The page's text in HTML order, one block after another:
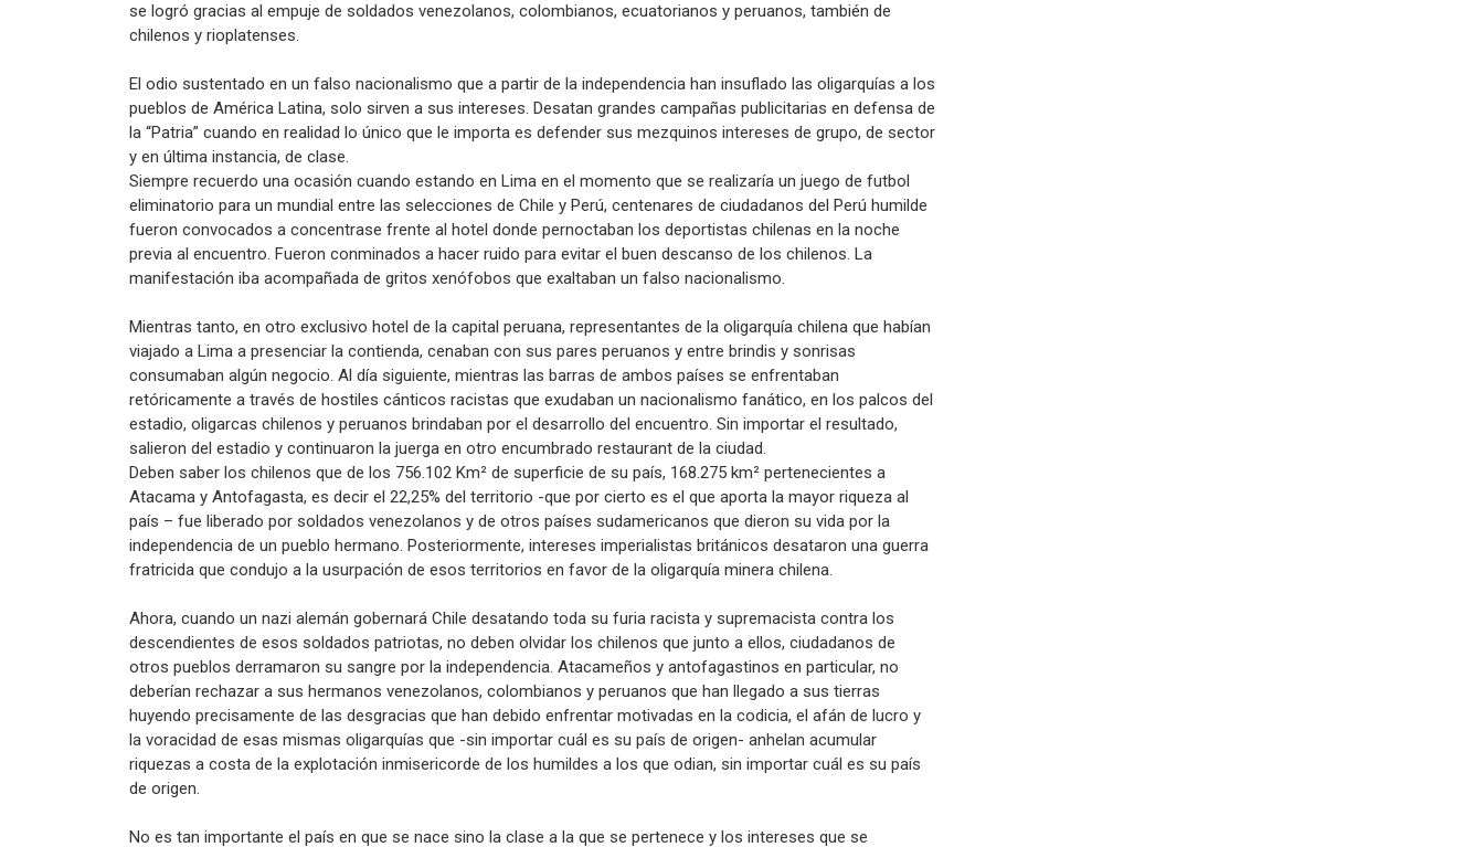
se logró gracias al empuje de soldados venezolanos, colombianos, ecuatorianos y peruanos, también de
chilenos y rioplatenses.
El odio sustentado en un falso nacionalismo que a partir de la independencia han insuflado las oligarquías a los
pueblos de América Latina, solo sirven a sus intereses. Desatan grandes campañas publicitarias en defensa de
la “Patria” cuando en realidad lo único que le importa es defender sus mezquinos intereses de grupo, de sector
y en última instancia, de clase.
Siempre recuerdo una ocasión cuando estando en Lima en el momento que se realizaría un juego de futbol
eliminatorio para un mundial entre las selecciones de Chile y Perú, centenares de ciudadanos del Perú humilde
fueron convocados a concentrase frente al hotel donde pernoctaban los deportistas chilenas en la noche
previa al encuentro. Fueron conminados a hacer ruido para evitar el buen descanso de los chilenos. La
manifestación iba acompañada de gritos xenófobos que exaltaban un falso nacionalismo.
Mientras tanto, en otro exclusivo hotel de la capital peruana, representantes de la oligarquía chilena que habían
viajado a Lima a presenciar la contienda, cenaban con sus pares peruanos y entre brindis y sonrisas
consumaban algún negocio. Al día siguiente, mientras las barras de ambos países se enfrentaban
retóricamente a través de hostiles cánticos racistas que exudaban un nacionalismo fanático, en los palcos del
estadio, oligarcas chilenos y peruanos brindaban por el desarrollo del encuentro. Sin importar el resultado,
salieron del estadio y continuaron la juerga en otro encumbrado restaurant de la ciudad.
Deben saber los chilenos que de los 756.102 Km² de superficie de su país, 168.275 km² pertenecientes a
Atacama y Antofagasta, es decir el 22,25% del territorio -que por cierto es el que aporta la mayor riqueza al
país – fue liberado por soldados venezolanos y de otros países sudamericanos que dieron su vida por la
independencia de un pueblo hermano. Posteriormente, intereses imperialistas británicos desataron una guerra
fratricida que condujo a la usurpación de esos territorios en favor de la oligarquía minera chilena.
Ahora, cuando un nazi alemán gobernará Chile desatando toda su furia racista y supremacista contra los
descendientes de esos soldados patriotas, no deben olvidar los chilenos que junto a ellos, ciudadanos de
otros pueblos derramaron su sangre por la independencia. Atacameños y antofagastinos en particular, no
deberían rechazar a sus hermanos venezolanos, colombianos y peruanos que han llegado a sus tierras
huyendo precisamente de las desgracias que han debido enfrentar motivadas en la codicia, el afán de lucro y
la voracidad de esas mismas oligarquías que -sin importar cuál es su país de origen- anhelan acumular
riquezas a costa de la explotación inmisericorde de los humildes a los que odian, sin importar cuál es su país
de origen.
No es tan importante el país en que se nace sino la clase a la que se pertenece y los intereses que se